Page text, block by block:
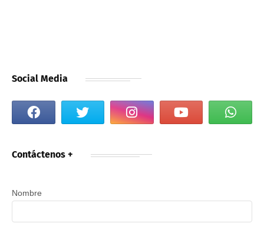
Social Media
Contáctenos +
Nombre